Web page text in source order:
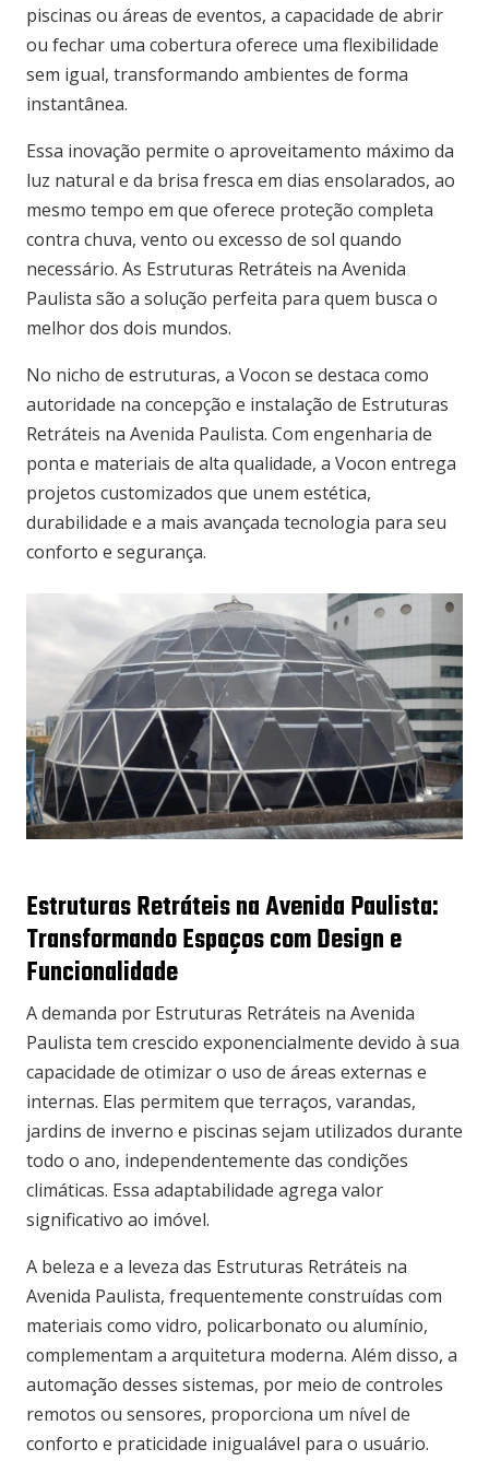
piscinas ou áreas de eventos, a capacidade de abrir
ou fechar uma cobertura oferece uma flexibilidade
sem igual, transformando ambientes de forma
instantânea.
Essa inovação permite o aproveitamento máximo da
luz natural e da brisa fresca em dias ensolarados, ao
mesmo tempo em que oferece proteção completa
contra chuva, vento ou excesso de sol quando
necessário. As Estruturas Retráteis na Avenida
Paulista são a solução perfeita para quem busca o
melhor dos dois mundos.
No nicho de estruturas, a Vocon se destaca como
autoridade na concepção e instalação de Estruturas
Retráteis na Avenida Paulista. Com engenharia de
ponta e materiais de alta qualidade, a Vocon entrega
projetos customizados que unem estética,
durabilidade e a mais avançada tecnologia para seu
conforto e segurança.
Estruturas Retráteis na Avenida Paulista:
Transformando Espaços com Design e
Funcionalidade
A demanda por Estruturas Retráteis na Avenida
Paulista tem crescido exponencialmente devido à sua
capacidade de otimizar o uso de áreas externas e
internas. Elas permitem que terraços, varandas,
jardins de inverno e piscinas sejam utilizados durante
todo o ano, independentemente das condições
climáticas. Essa adaptabilidade agrega valor
significativo ao imóvel.
A beleza e a leveza das Estruturas Retráteis na
Avenida Paulista, frequentemente construídas com
materiais como vidro, policarbonato ou alumínio,
complementam a arquitetura moderna. Além disso, a
automação desses sistemas, por meio de controles
remotos ou sensores, proporciona um nível de
conforto e praticidade inigualável para o usuário.